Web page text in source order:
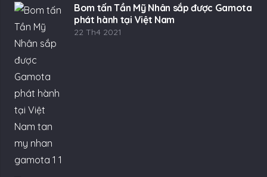
Bom tấn Tần Mỹ Nhân sắp được Gamota
phát hành tại Việt Nam
22 Th4 2021